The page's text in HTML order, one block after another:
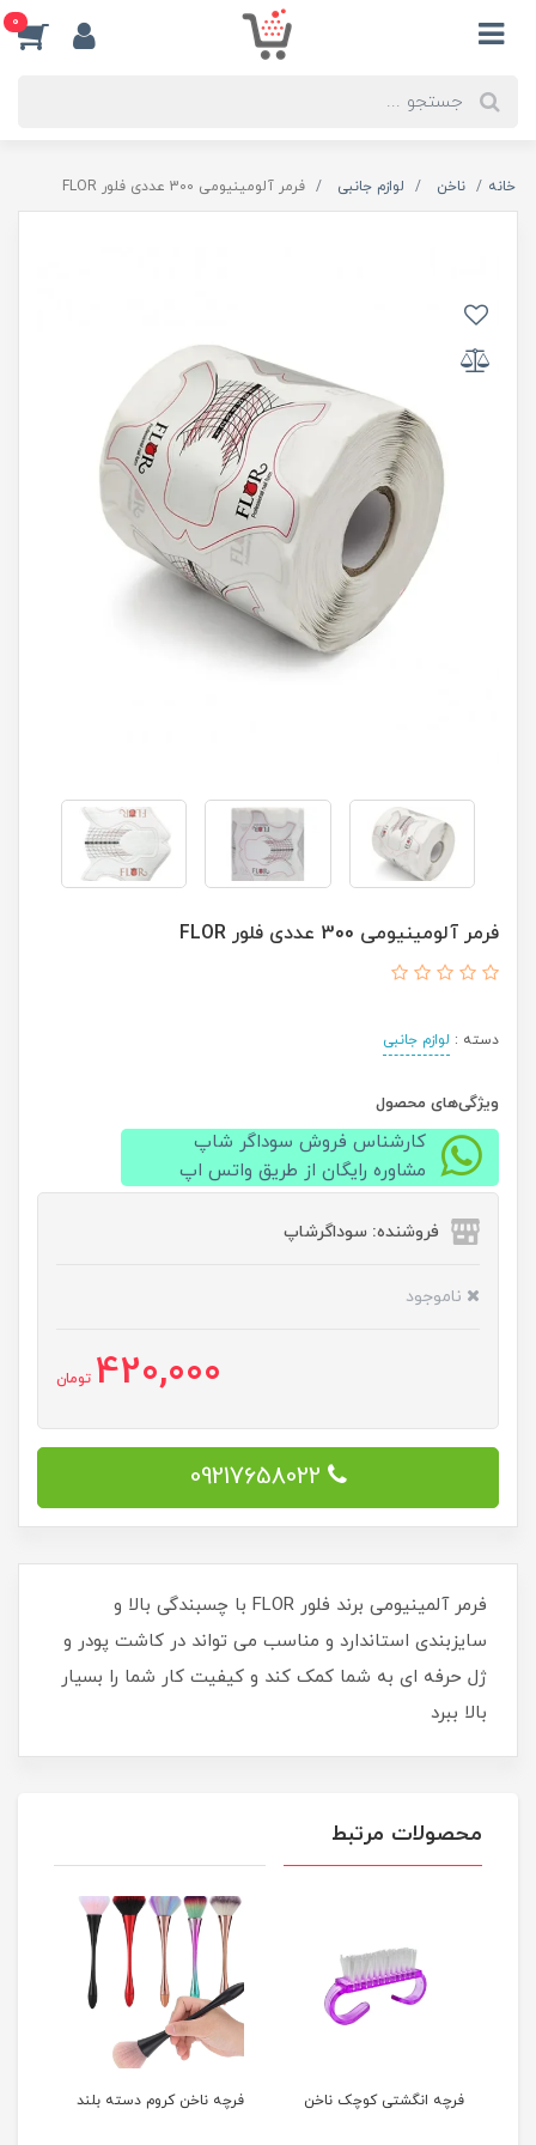
0
خانه ناخن لوازم جانبی فرمر آلومینیومی 300 عددی فلور FLOR
فرمر آلومینیومی 300 عددی فلور FLOR
دسته : لوازم جانبی
ویژگی‌های محصول
کارشناس فروش سوداگر شاپ
مشاوره رایگان از طریق واتس اپ
فروشنده: سوداگرشاپ
ناموجود
420,000 تومان
09217658022
فرمر آلمینیومی برند فلور FLOR با چسبندگی بالا و
سایزبندی استاندارد و مناسب می تواند در کاشت پودر و
ژل حرفه ای به شما کمک کند و کیفیت کار شما را بسیار
بالا ببرد
محصولات مرتبط
فرچه انگشتی کوچک ناخن فرچه ناخن کروم دسته بلند